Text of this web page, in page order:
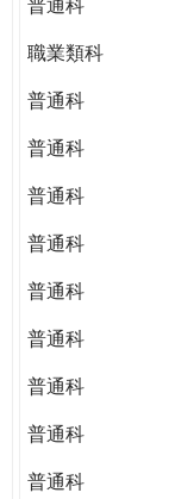
職業類科
普通科
普通科
普通科
普通科
普通科
普通科
普通科
普通科
普通科